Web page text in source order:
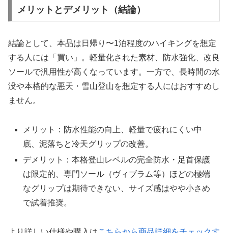
メリットとデメリット（結論）
結論として、本品は日帰り〜1泊程度のハイキングを想定
する人には「買い」。軽量化された素材、防水強化、改良
ソールで汎用性が高くなっています。一方で、長時間の水
没や本格的な悪天・雪山登山を想定する人にはおすすめし
ません。
メリット：防水性能の向上、軽量で疲れにくい中
底、泥落ちと冷天グリップの改善。
デメリット：本格登山レベルの完全防水・足首保護
は限定的、専門ソール（ヴィブラム等）ほどの極端
なグリップは期待できない、サイズ感はやや小さめ
で試着推奨。